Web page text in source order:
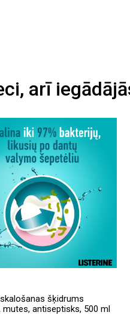
arī
skalošanas šķidrums
mutes, antiseptisks, 500 ml